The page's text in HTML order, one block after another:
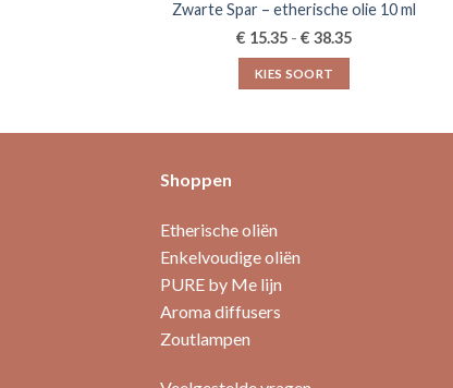
Zwarte Spar – etherische olie 10 ml
€ 15.35 - € 38.35Prijsklasse:
KIES SOORT
optie
Shoppen
Etherische oliën
Enkelvoudige oliën
PURE by Me lijn
Aroma diffusers
Zoutlampen